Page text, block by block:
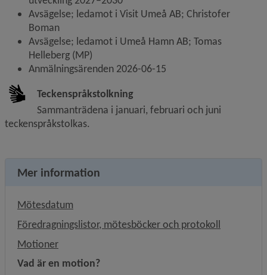
Avsägelse; ledamot i Visit Umeå AB; Christofer
Boman
Avsägelse; ledamot i Umeå Hamn AB; Tomas
Helleberg (MP)
Anmälningsärenden 2026-06-15
Teckenspråkstolkning
Sammanträdena i januari, februari och juni
teckenspråkstolkas.
Mer information
Mötesdatum
Föredragningslistor, mötesböcker och protokoll
Motioner
Vad är en motion?